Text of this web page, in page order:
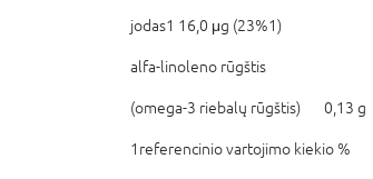
jodas1 16,0 μg (23%1)
alfa-linoleno rūgštis
(omega-3 riebalų rūgštis) 0,13 g
1referencinio vartojimo kiekio %